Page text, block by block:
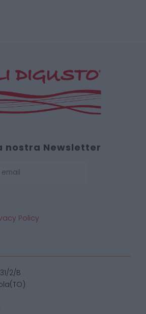
nostra Newsletter
Policy
2/B